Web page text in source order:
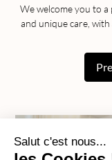
We welcome you to a
and unique care,